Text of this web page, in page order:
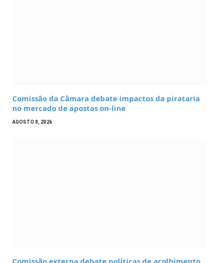
Comissão da Câmara debate impactos da pirataria
no mercado de apostas on-line
AGOSTO 8, 2026
Comissão externa debate políticas de acolhimento